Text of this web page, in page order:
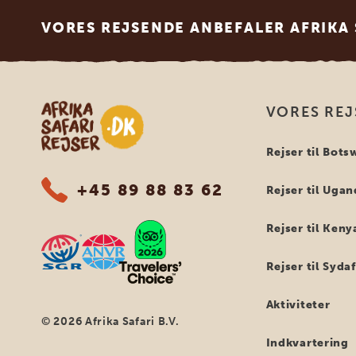
VORES REJSENDE ANBEFALER AFRIKA
Safari-rejser i Afrika
+45 89 88 83 62
© 2026 Afrika Safari B.V.
VORES
Rejser til
Rejser til
Rejser til
Rejser til
Aktiviteter
Indkvartering